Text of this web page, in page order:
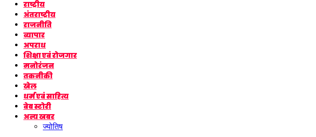
राष्ट्रीय
अंतराष्ट्रीय
राजनीति
व्यापार
अपराध
शिक्षा एवं रोजगार
मनोरंजन
तकनीकी
खेल
धर्म एवं साहित्य
वेब स्टोरी
अन्य खबर
ज्योतिष